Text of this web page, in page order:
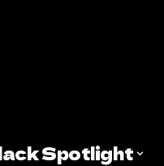
Spotlight